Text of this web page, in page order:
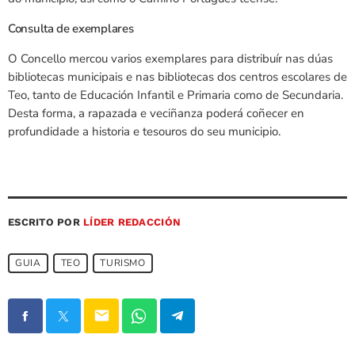
Consulta de exemplares
O Concello mercou varios exemplares para distribuír nas dúas
bibliotecas municipais e nas bibliotecas dos centros escolares de
Teo, tanto de Educación Infantil e Primaria como de Secundaria.
Desta forma, a rapazada e veciñanza poderá coñecer en
profundidade a historia e tesouros do seu municipio.
ESCRITO POR LÍDER REDACCIÓN
GUIA TEO TURISMO
email